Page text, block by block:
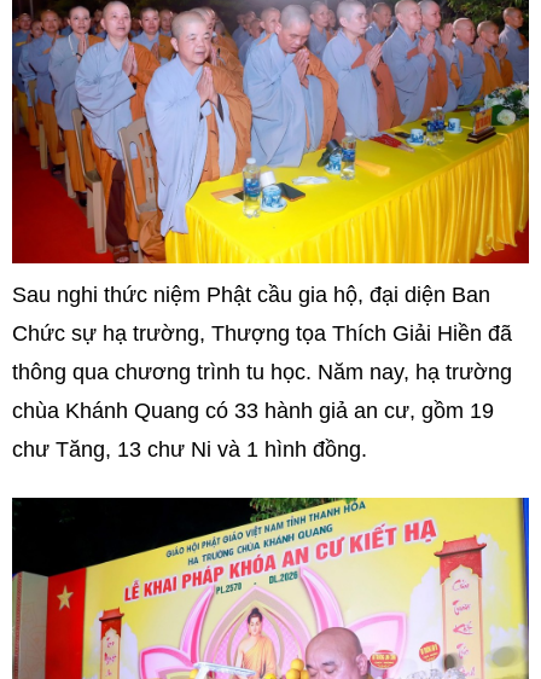
Sau nghi thức niệm Phật cầu gia hộ, đại diện Ban
Chức sự hạ trường, Thượng tọa Thích Giải Hiền đã
thông qua chương trình tu học. Năm nay, hạ trường
chùa Khánh Quang có 33 hành giả an cư, gồm 19
chư Tăng, 13 chư Ni và 1 hình đồng.